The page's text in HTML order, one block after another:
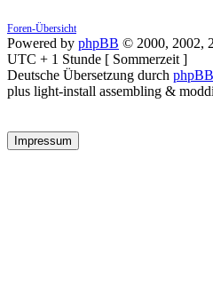
Foren-Übersicht
Powered by phpBB © 2000, 2002,
UTC + 1 Stunde [ Sommerzeit ]
Deutsche Übersetzung durch
plus light-install assembling &